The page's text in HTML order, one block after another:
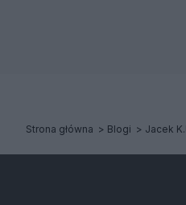
Strona główna Blogi Jacek